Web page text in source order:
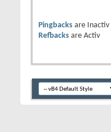
Pingbacks are
Inactiv
Refbacks are Activ